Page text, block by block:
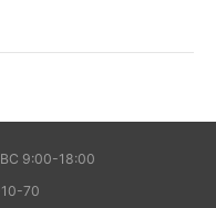
9:00-18:00
70